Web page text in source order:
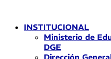
contenidoINSTITUCIONAL
Ministerio de
DGE
Dirección